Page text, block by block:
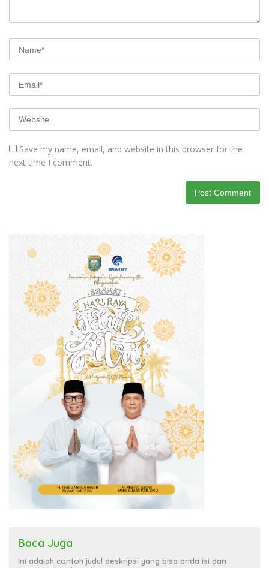
Save my name, email, and website in this browser for the
next time I comment.
Baca Juga
Ini adalah contoh judul deskripsi yang bisa anda isi dan